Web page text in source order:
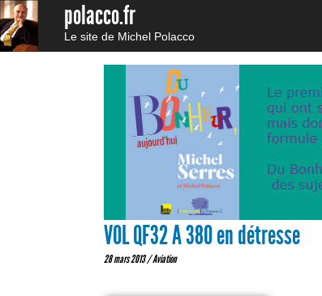
polacco.fr
Le site de Michel Polacco
VOL QF32 A 380 en détresse
28 mars 2013 /Aviation